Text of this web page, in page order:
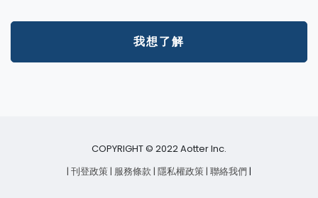
我想了解
COPYRIGHT © 2022 Aotter Inc.
| 刊登政策| 服務條款| 隱私權政策| 聯絡我們 |